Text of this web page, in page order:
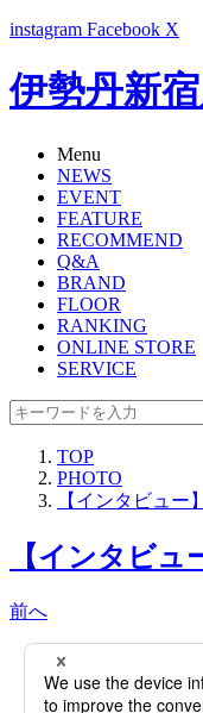
instagram Facebook X
伊勢丹新
Menu
NEWS
EVENT
FEATURE
RECOMMEND
Q&A
BRAND
FLOOR
RANKING
ONLINE STORE
SERVICE
TOP
PHOTO
【インタビュ
【インタビ
前へ